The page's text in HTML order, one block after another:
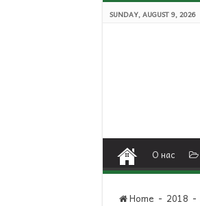
SUNDAY, AUGUST 9, 2026
О нас
Home - 2018 -